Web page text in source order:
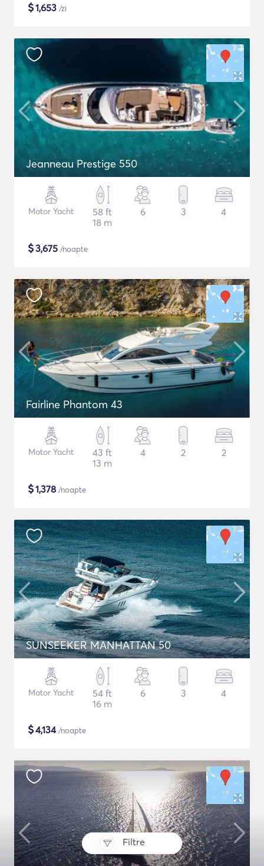
Filtre
$1,653 /zi
Jeanneau Prestige 550
Motor Yacht
58 ft
18 m
6 3 4
$3,675 /noapte
Fairline Phantom 43
Motor Yacht
43 ft
13 m
4 2 2
$1,378 /noapte
SUNSEEKER MANHATTAN 50
Motor Yacht
54 ft
16 m
6 3 4
$4,134/noapte